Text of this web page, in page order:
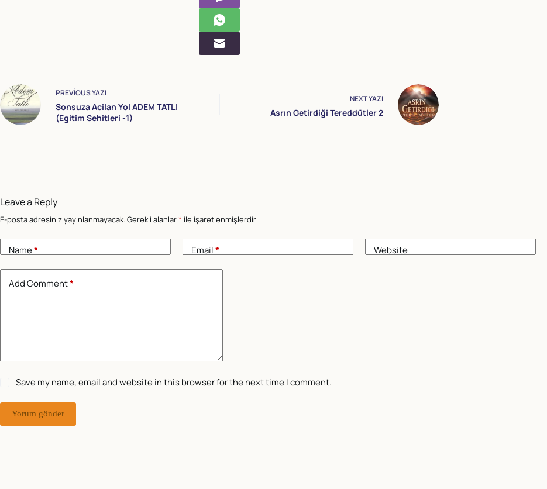
PREVIOUSYAZI
Sonsuza Acilan Yol ADEM TATLI
(Egitim Sehitleri -1)
NEXTYAZI
Asrın Getirdiği Tereddütler 2
Leave a Reply
E-posta adresiniz yayınlanmayacak.Gerekli alanlar* ile işaretlenmişlerdir
Name* Email* Website
Add Comment*
Save my name, email and website in this browser for the next time I comment.
Yorum gönder